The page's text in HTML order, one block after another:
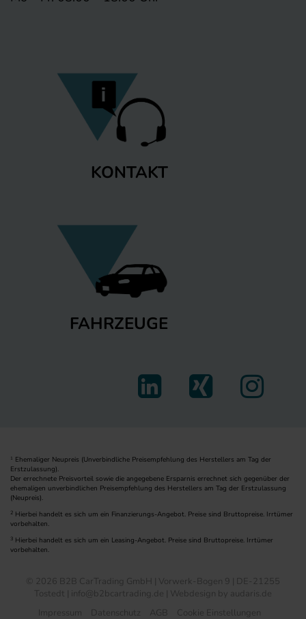
KONTAKT
FAHRZEUGE
1
Ehemaliger Neupreis (Unverbindliche Preisempfehlung des Herstellers am Tag der
Erstzulassung).
Der errechnete Preisvorteil sowie die angegebene Ersparnis errechnet sich gegenüber der
ehemaligen unverbindlichen Preisempfehlung des Herstellers am Tag der Erstzulassung
(Neupreis).
2 Hierbei handelt es sich um ein Finanzierungs-Angebot. Preise sind Bruttopreise. Irrtümer
vorbehalten.
3 Hierbei handelt es sich um ein Leasing-Angebot. Preise sind Bruttopreise. Irrtümer
vorbehalten.
© 2026 B2B CarTrading GmbH | Vorwerk-Bogen 9 | DE-21255
Tostedt | info@b2bcartrading.de | Webdesign by audaris.de
Impressum
Datenschutz AGB Cookie Einstellungen